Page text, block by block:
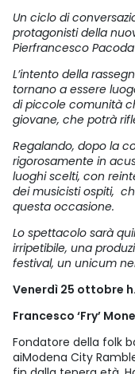
Un ciclo di
protagonisti della
Pierfrancesco Pacoda
L’intento della
tornano a essere
di piccole comunità
giovane, che potrà
Regalando, dopo la
rigorosamente in
luoghi scelti, con
dei musicisti ospiti,
questa occasione.
Lo spettacolo sarà
irripetibile, una
festival, un unicum
Venerdì 25 ottobre
Francesco ‘Fry’
Fondatore della folk
aiModena City